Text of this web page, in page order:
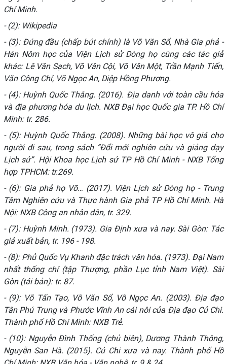
Chí Minh.
- (2): Wikipedia
- (3): Đứng đầu (chấp bút chính) là Võ Văn Sổ, Nhà Gia phả -
Hán Nôm học của Viện Lịch sử Dòng họ cùng các tác giả
khác: Lê Văn Sạch, Võ Văn Cội, Võ Văn Một, Trần Mạnh Tiến,
Văn Công Chí, Võ Ngọc An, Diệp Hồng Phương.
- (4): Huỳnh Quốc Thắng. (2016). Địa danh với toàn cầu hóa
và địa phương hóa du lịch. NXB Đại học Quốc gia TP. Hồ Chí
Minh: tr. 286.
- (5): Huỳnh Quốc Thắng. (2008). Những bài học vô giá cho
người đi sau, trong sách “Đổi mới nghiên cứu và giảng dạy
Lịch sử”. Hội Khoa học Lịch sử TP Hồ Chí Minh - NXB Tổng
hợp TPHCM: tr.269.
- (6): Gia phả họ Võ… (2017). Viện Lịch sử Dòng họ - Trung
Tâm Nghiên cứu và Thực hành Gia phả TP Hồ Chí Minh. Hà
Nội: NXB Công an nhân dân, tr. 329.
- (7): Huỳnh Minh. (1973). Gia Định xưa và nay. Sài Gòn: Tác
giả xuất bản, tr. 196 - 198.
- (8): Phủ Quốc Vụ Khanh đặc trách văn hóa. (1973). Đại Nam
nhất thống chí (tập Thượng, phần Lục tỉnh Nam Việt). Sài
Gòn (tái bản): tr. 87.
- (9): Võ Tấn Tạo, Võ Văn Sổ, Võ Ngọc An. (2003). Địa đạo
Tân Phú Trung và Phước Vĩnh An cái nôi của Địa đạo Củ Chi.
Thành phố Hồ Chí Minh: NXB Trẻ.
- (10): Nguyễn Đình Thống (chủ biên), Dương Thành Thông,
Nguyễn San Hà. (2015). Củ Chi xưa và nay. Thành phố Hồ